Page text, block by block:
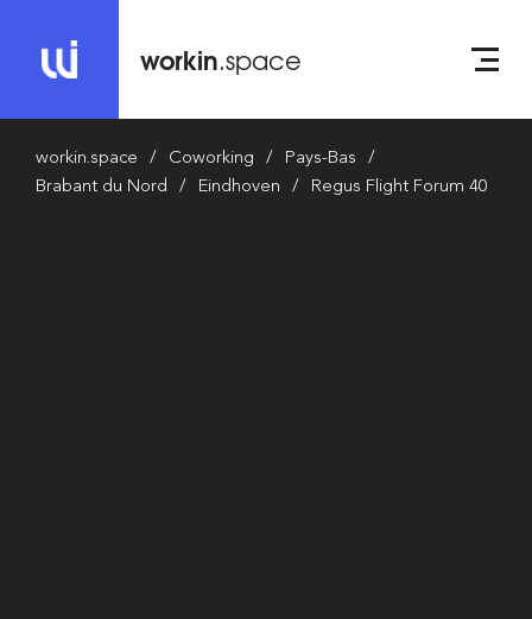
workin.space
workin.space Coworking
Pays-Bas
Brabant du Nord
Eindhoven Regus Flight Forum 40